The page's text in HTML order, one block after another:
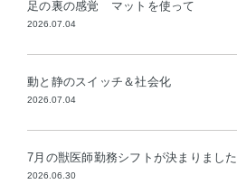
足の裏の感覚 マットを使って
2026.07.04
動と静のスイッチ＆社会化
2026.07.04
7月の獣医師勤務シフトが決まりました
2026.06.30